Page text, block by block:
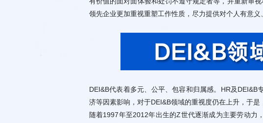
领先企业更加重视重塑工作性质，尽力提供对个人有意义